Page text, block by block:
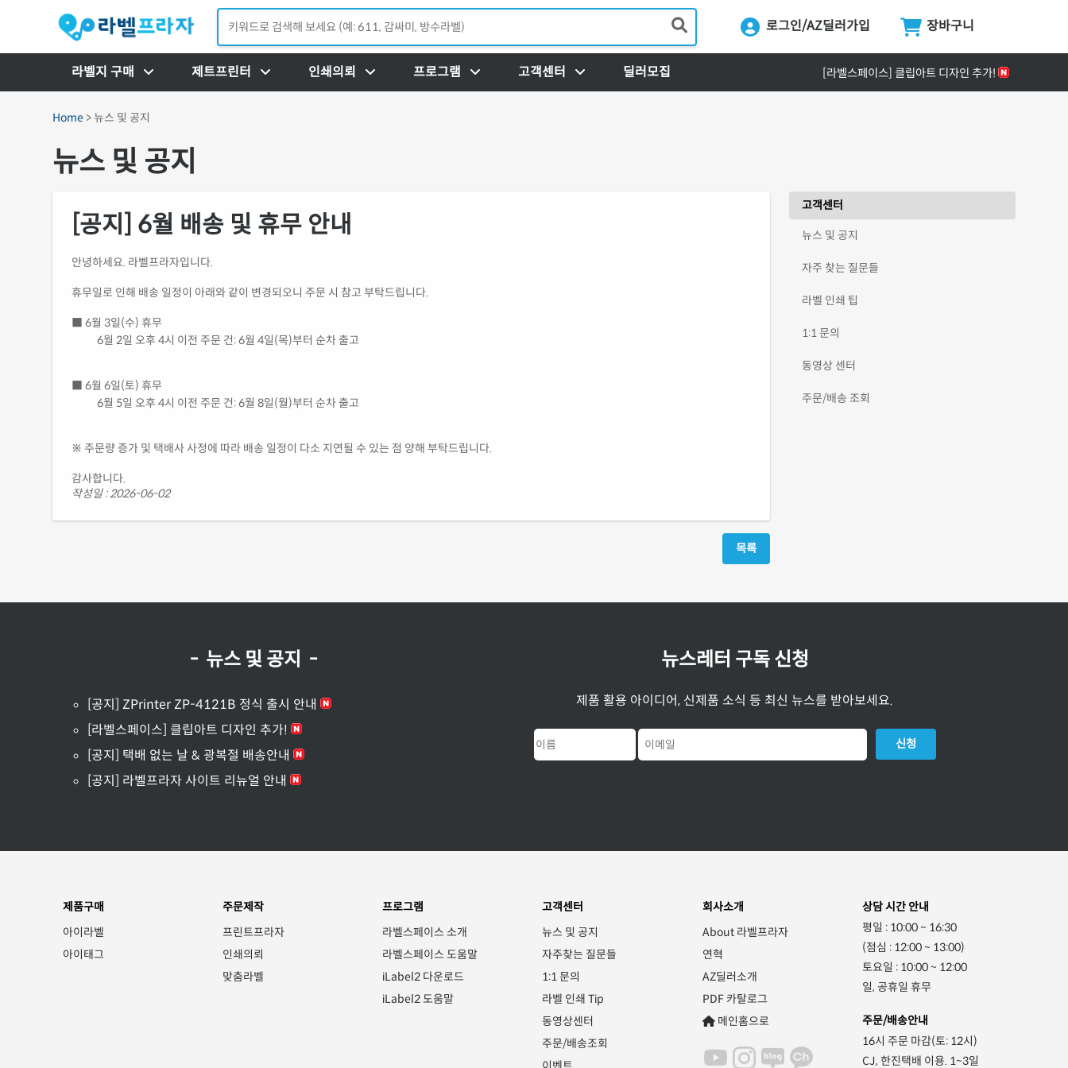
Loading...
로그인/AZ딜러가입 장바구니
라벨지 구매 제트프린터 인쇄의뢰 프로그램 고객센터 딜러모집
[라벨스페이스] 클립아트 디자인 추가!
Home > 뉴스 및 공지
뉴스 및 공지
[공지] 6월 배송 및 휴무 안내
안녕하세요. 라벨프라자입니다.
휴무일로 인해 배송 일정이 아래와 같이 변경되오니 주문 시 참고 부탁드립니다.
■ 6월 3일(수) 휴무
6월 2일 오후 4시 이전 주문 건: 6월 4일(목)부터 순차 출고
■ 6월 6일(토) 휴무
6월 5일 오후 4시 이전 주문 건: 6월 8일(월)부터 순차 출고
※ 주문량 증가 및 택배사 사정에 따라 배송 일정이 다소 지연될 수 있는 점 양해 부탁드립니다.
감사합니다.
작성일 : 2026-06-02
목록
고객센터
뉴스 및 공지
자주 찾는 질문들
라벨 인쇄 팁
1:1 문의
동영상 센터
주문/배송 조회
- 뉴스 및 공지 -
[공지] ZPrinter ZP-4121B 정식 출시 안내
[라벨스페이스] 클립아트 디자인 추가!
[공지] 택배 없는 날 & 광복절 배송안내
[공지] 라벨프라자 사이트 리뉴얼 안내
뉴스레터 구독 신청
제품 활용 아이디어, 신제품 소식 등 최신 뉴스를 받아보세요.
신청
제품구매
아이라벨
아이태그
주문제작
프린트프라자
인쇄의뢰
맞춤라벨
프로그램
라벨스페이스 소개
라벨스페이스 도움말
iLabel2 다운로드
iLabel2 도움말
고객센터
뉴스 및 공지
자주찾는 질문들
1:1 문의
라벨 인쇄 Tip
동영상센터
주문/배송조회
회사소개
About 라벨프라자
연혁
AZ딜러소개
PDF 카탈로그
메인홈으로
상담 시간 안내
평일 : 10:00 ~ 16:30
(점심 : 12:00 ~ 13:00)
토요일 : 10:00 ~ 12:00
일, 공휴일 휴무
주문/배송안내
16시 주문 마감(토: 12시)
CJ, 한진택배 이용. 1~3일